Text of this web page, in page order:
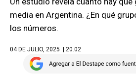
media en Argentina. ¿En qué
los números.
04 DE JULIO, 2025 | 20.02